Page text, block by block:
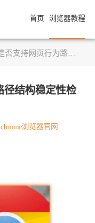
首页 浏览器教程
页行为路径结构稳定性检测
径结构稳定性检
chrome浏览器官网